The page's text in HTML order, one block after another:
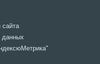
сайтаОткроется
в
новой
вкладке
данных
в